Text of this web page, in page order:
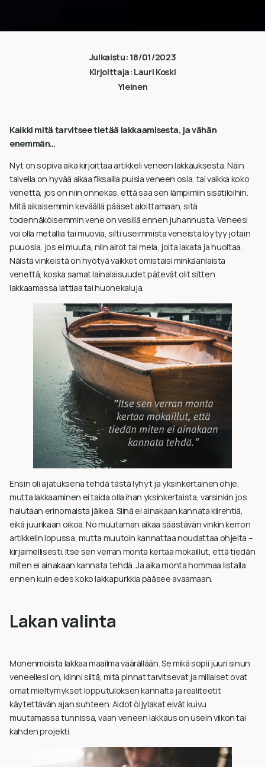
Julkaistu: 18/01/2023
Kirjoittaja: Lauri Koski
Yleinen
Kaikki mitä tarvitsee tietää lakkaamisesta, ja vähän
enemmän…
Nyt on sopiva aika kirjoittaa artikkeli veneen lakkauksesta. Näin
talvella on hyvää aikaa fiksailla puisia veneen osia, tai vaikka koko
venettä, jos on niin onnekas, että saa sen lämpimiin sisätiloihin.
Mitä aikaisemmin keväällä pääset aloittamaan, sitä
todennäköisemmin vene on vesillä ennen juhannusta. Veneesi
voi olla metallia tai muovia, silti useimmista veneistä löytyy jotain
puuosia, jos ei muuta, niin airot tai mela, joita lakata ja huoltaa.
Näistä vinkeistä on hyötyä vaikket omistaisi minkäänlaista
venettä, koska samat lainalaisuudet pätevät olit sitten
lakkaamassa lattiaa tai huonekaluja.
Ensin oli ajatuksena tehdä tästä lyhyt ja yksinkertainen ohje,
mutta lakkaaminen ei taida olla ihan yksinkertaista, varsinkin jos
halutaan erinomaista jälkeä. Siinä ei ainakaan kannata kiirehtiä,
eikä juurikaan oikoa. No muutaman aikaa säästävän vinkin kerron
artikkelin lopussa, mutta muutoin kannattaa noudattaa ohjeita –
kirjaimellisesti. Itse sen verran monta kertaa mokaillut, että tiedän
miten ei ainakaan kannata tehdä. Ja aika monta hommaa listalla
ennen kuin edes koko lakkapurkkia pääsee avaamaan.
Lakan valinta
Monenmoista lakkaa maailma väärällään. Se mikä sopii juuri sinun
veneellesi on, kiinni siitä, mitä pinnat tarvitsevat ja millaiset ovat
omat mieltymykset lopputuloksen kannalta ja realiteetit
käytettävän ajan suhteen. Aidot öljylakat eivät kuivu
muutamassa tunnissa, vaan veneen lakkaus on usein viikon tai
kahden projekti.